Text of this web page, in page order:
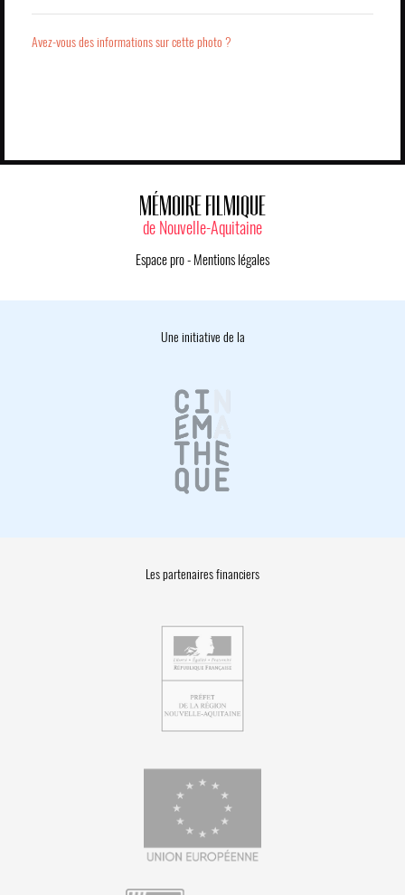
Avez-vous des informations sur cette photo ?
MÉMOIRE FILMIQUE
de Nouvelle-Aquitaine
Espace pro- Mentions légales
Une initiative de la
Les partenaires financiers